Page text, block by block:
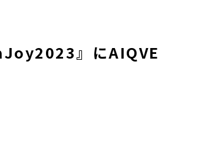
セキュリティサービス
モバイルアプリ向
』にAIQVE